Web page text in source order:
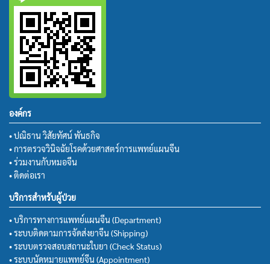
องค์กร
• ปณิธาน วิสัยทัศน์ พันธกิจ
• การตรวจวินิจฉัยโรคด้วยศาสตร์การแพทย์แผนจีน
• ร่วมงานกับหมอจีน
• ติดต่อเรา
บริการสำหรับผู้ป่วย
• บริการทางการแพทย์แผนจีน (Department)
• ระบบติดตามการจัดส่งยาจีน (Shipping)
• ระบบตรวจสอบสถานะใบยา (Check Status)
• ระบบนัดหมายแพทย์จีน (Appointment)